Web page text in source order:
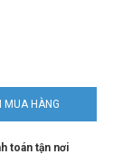
MUA HÀNG
toán tận nơi